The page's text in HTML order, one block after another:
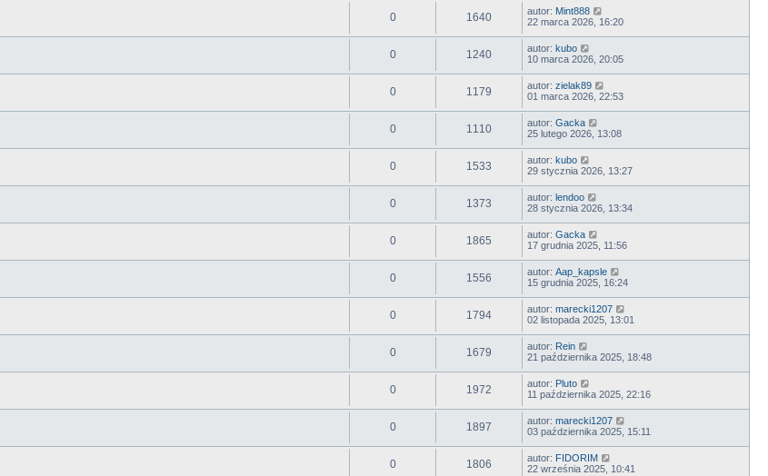
0 1640 autor: Mint888
22 marca 2026, 16:20
0 1240 autor: kubo
10 marca 2026, 20:05
0 1179 autor: zielak89
01 marca 2026, 22:53
0 1110 autor: Gacka
25 lutego 2026, 13:08
0 1533 autor: kubo
29 stycznia 2026, 13:27
0 1373 autor: lendoo
28 stycznia 2026, 13:34
0 1865 autor: Gacka
17 grudnia 2025, 11:56
0 1556 autor: Aap_kapsle
15 grudnia 2025, 16:24
0 1794 autor: marecki1207
02 listopada 2025, 13:01
0 1679 autor: Rein
21 października 2025, 18:48
0 1972 autor: Pluto
11 października 2025, 22:16
0 1897 autor: marecki1207
03 października 2025, 15:11
0 1806 autor: FIDORIM
22 września 2025, 10:41